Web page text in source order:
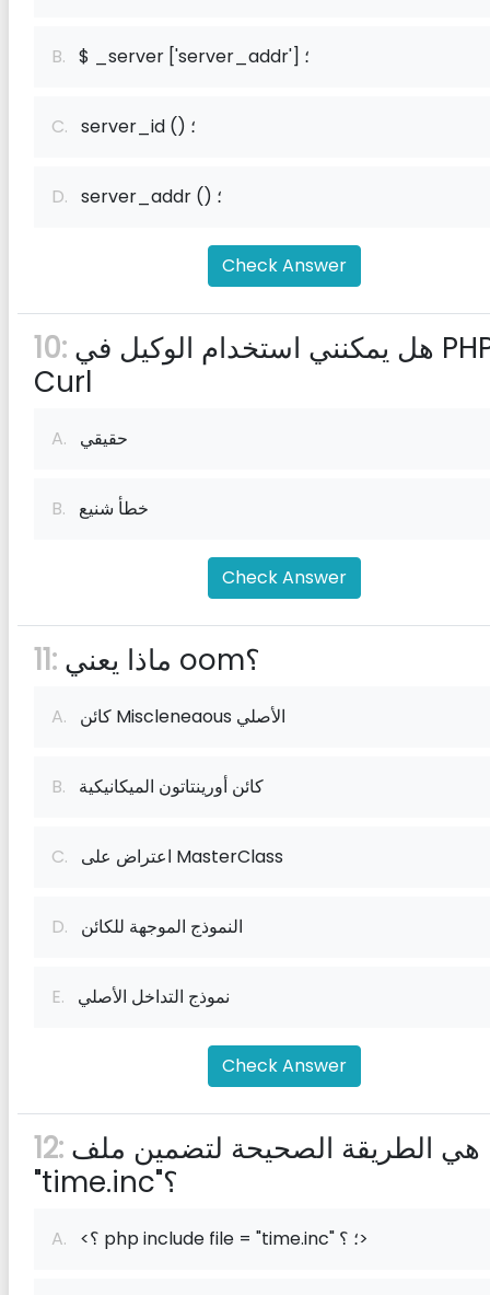
B. $ _server ['server_addr'] ؛
C. server_id () ؛
D. server_addr () ؛
Check Answer
10:
Curl
A. حقيقي
B. خطأ شنيع
Check Answer
11: ماذا يعني oom؟
A. كائن Miscleneaous الأصلي
B. كائن أورينتاتون الميكانيكية
C. اعتراض على MasterClass
D. النموذج الموجهة للكائن
E. نموذج التداخل الأصلي
Check Answer
12:
"time.inc"؟
A. <؟ php include file = "time.inc" ؛ ؟>